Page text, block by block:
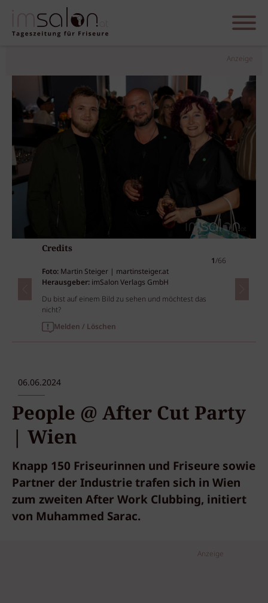
Anzeige
Credits
1/66
Foto: Martin Steiger | martinsteiger.at
Herausgeber: imSalon Verlags GmbH
Du bist auf einem Bild zu sehen und möchtest das
nicht?
Melden / Löschen
06.06.2024
People @ After Cut Party
| Wien
Knapp 150 Friseurinnen und Friseure sowie
Partner der Industrie trafen sich in Wien
zum zweiten After Work Clubbing, initiert
von Muhammed Sarac.
Anzeige